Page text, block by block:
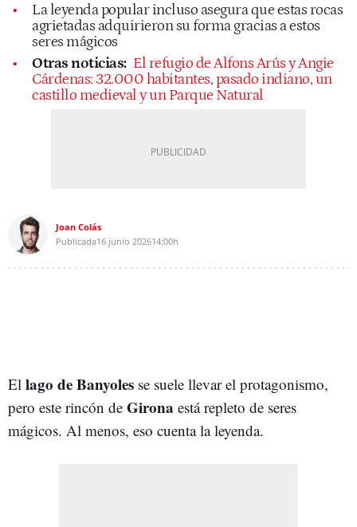
La leyenda popular incluso asegura que estas rocas
agrietadas adquirieron su forma gracias a estos
seres mágicos
Otras noticias: El refugio de Alfons Arús y Angie
Cárdenas: 32.000 habitantes, pasado indiano, un
castillo medieval y un Parque Natural
Joan Colás
Publicada16 junio 202614:00h
El lago de Banyoles se suele llevar el protagonismo,
pero este rincón de Girona está repleto de seres
mágicos. Al menos, eso cuenta la leyenda.